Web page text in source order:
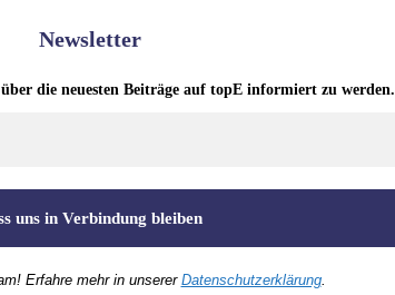
Newsletter
die neuesten Beiträge auf topE informiert zu werden.
Erfahre mehr in unserer Datenschutzerklärung.